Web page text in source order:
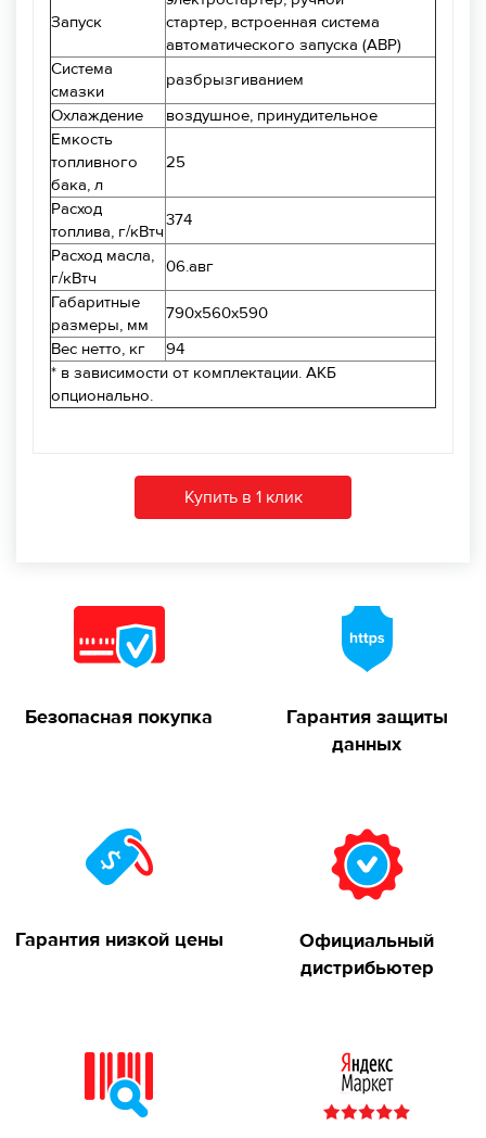
Запуск
стартер, встроенная система
автоматического запуска (АВР)
Система
смазки
разбрызгиванием
Охлаждение
воздушное, принудительное
Емкость
топливного
бака, л
25
Расход
топлива, г/кВтч
374
Расход масла,
г/кВтч
06.авг
Габаритные
размеры, мм
790х560х590
Вес нетто, кг
94
* в зависимости от комплектации. АКБ
опционально.
Купить в 1 клик
Безопасная покупка
Гарантия защиты
данных
Гарантия низкой цены
Официальный
дистрибьютер